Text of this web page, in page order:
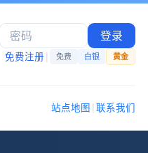
登录
免费注册 | 免费 白银 黄金
站点地图 | 联系我们